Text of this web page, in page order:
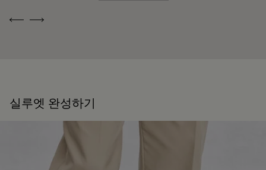
Previous
Next
실루엣 완성하기